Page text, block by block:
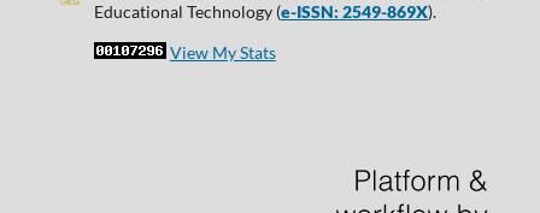
Educational Technology (e-ISSN: 2549-869X).
View My Stats